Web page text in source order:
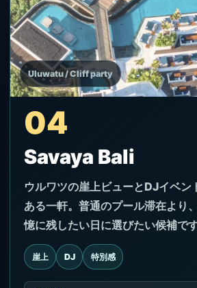
Uluwatu / Cliff party
04
Savaya Bali
ウルワツの崖上ビューとDJイベン
ある一軒。普通のプール滞在より
憶に残したい日に選びたい候補です
崖上 DJ 特別感